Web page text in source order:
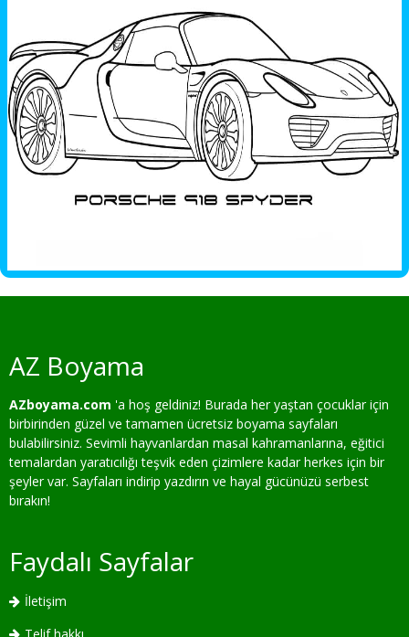
AZ Boyama
AZboyama.com 'a hoş geldiniz! Burada her yaştan çocuklar için
birbirinden güzel ve tamamen ücretsiz boyama sayfaları
bulabilirsiniz. Sevimli hayvanlardan masal kahramanlarına, eğitici
temalardan yaratıcılığı teşvik eden çizimlere kadar herkes için bir
şeyler var. Sayfaları indirip yazdırın ve hayal gücünüzü serbest
bırakın!
Faydalı Sayfalar
İletişim
Telif hakkı